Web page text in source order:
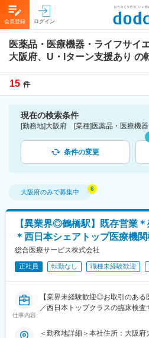
会員登録 ログイン
医薬品・医療機器・ライフサイ
大阪府、U・Iターン支援あり の
15 件
現在の検索条件
条件の変更
大阪府のみで募集中
【異業界◎鶴橋駅】既存営業
＊西日本シェアトップ医療機
総合医療サービス株式会社
正社員 転勤なし 職種未経験歓迎
仕事内容
【業界未経験歓迎◎お取引のあ
／西日本トップクラスの臨床検
転勤なし×残業少な目で働きやす
＜勤務地詳細＞本社住所：大阪